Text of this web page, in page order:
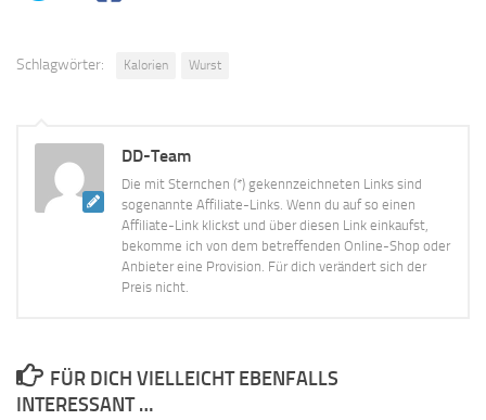
Schlagwörter: Kalorien Wurst
DD-Team
Die mit Sternchen (*) gekennzeichneten Links sind
sogenannte Affiliate-Links. Wenn du auf so einen
Affiliate-Link klickst und über diesen Link einkaufst,
bekomme ich von dem betreffenden Online-Shop oder
Anbieter eine Provision. Für dich verändert sich der
Preis nicht.
FÜR DICH VIELLEICHT EBENFALLS
INTERESSANT …